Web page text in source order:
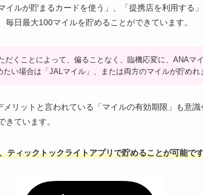
イルが貯まるカードを使う」、「提携店を利用する
日最大100マイルを貯めることができています。
だくことによって、偏ることなく、臨機応変に、ANAマ
い場合は「JALマイル」、または両方のマイルが貯めれ
リットと言われている「マイルの有効期限」も意識
きています。
ティックトックライトアプリで貯めることが可能で